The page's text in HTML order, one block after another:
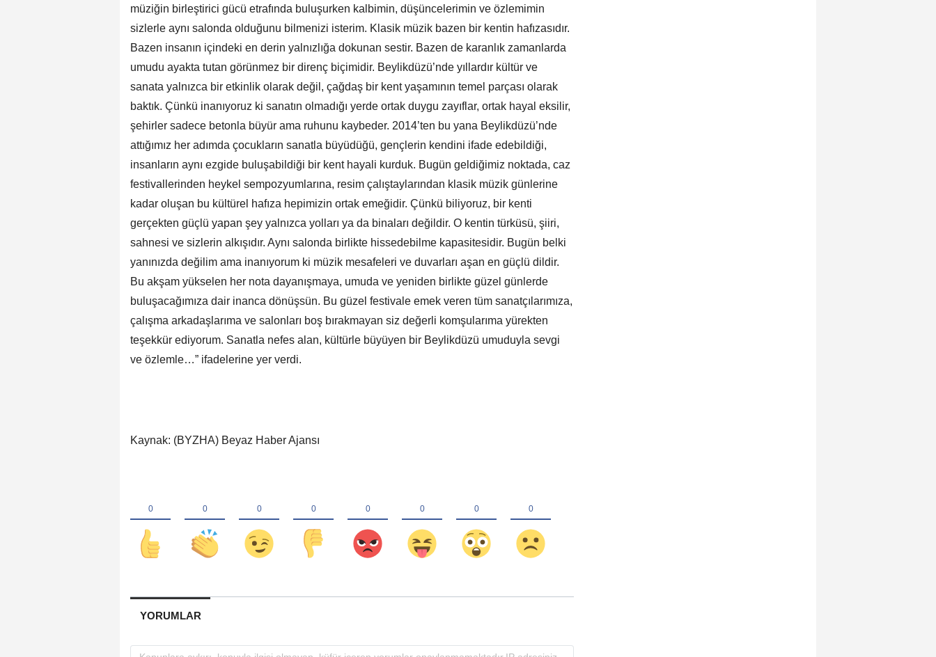
müziğin birleştirici gücü etrafında buluşurken kalbimin, düşüncelerimin ve özlemimin
sizlerle aynı salonda olduğunu bilmenizi isterim. Klasik müzik bazen bir kentin hafızasıdır.
Bazen insanın içindeki en derin yalnızlığa dokunan sestir. Bazen de karanlık zamanlarda
umudu ayakta tutan görünmez bir direnç biçimidir. Beylikdüzü’nde yıllardır kültür ve
sanata yalnızca bir etkinlik olarak değil, çağdaş bir kent yaşamının temel parçası olarak
baktık. Çünkü inanıyoruz ki sanatın olmadığı yerde ortak duygu zayıflar, ortak hayal eksilir,
şehirler sadece betonla büyür ama ruhunu kaybeder. 2014’ten bu yana Beylikdüzü’nde
attığımız her adımda çocukların sanatla büyüdüğü, gençlerin kendini ifade edebildiği,
insanların aynı ezgide buluşabildiği bir kent hayali kurduk. Bugün geldiğimiz noktada, caz
festivallerinden heykel sempozyumlarına, resim çalıştaylarından klasik müzik günlerine
kadar oluşan bu kültürel hafıza hepimizin ortak emeğidir. Çünkü biliyoruz, bir kenti
gerçekten güçlü yapan şey yalnızca yolları ya da binaları değildir. O kentin türküsü, şiiri,
sahnesi ve sizlerin alkışıdır. Aynı salonda birlikte hissedebilme kapasitesidir. Bugün belki
yanınızda değilim ama inanıyorum ki müzik mesafeleri ve duvarları aşan en güçlü dildir.
Bu akşam yükselen her nota dayanışmaya, umuda ve yeniden birlikte güzel günlerde
buluşacağımıza dair inanca dönüşsün. Bu güzel festivale emek veren tüm sanatçılarımıza,
çalışma arkadaşlarıma ve salonları boş bırakmayan siz değerli komşularıma yürekten
teşekkür ediyorum. Sanatla nefes alan, kültürle büyüyen bir Beylikdüzü umuduyla sevgi
ve özlemle…” ifadelerine yer verdi.
Kaynak: (BYZHA) Beyaz Haber Ajansı
YORUMLAR